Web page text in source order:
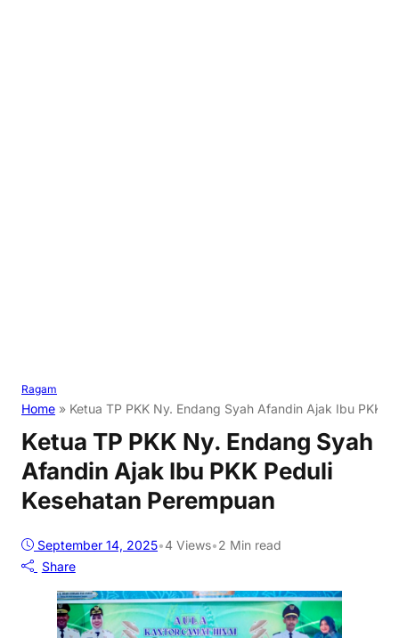
Ragam
Home » Ketua TP PKK Ny. Endang Syah Afandin Ajak Ibu PKK
Ketua TP PKK Ny. Endang Syah
Afandin Ajak Ibu PKK Peduli
Kesehatan Perempuan
September 14, 2025•4 Views•2 Min read
Share